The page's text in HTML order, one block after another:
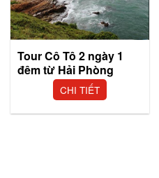
Tour Cô Tô 2 ngày 1
đêm từ Hải Phòng
CHI TIẾT